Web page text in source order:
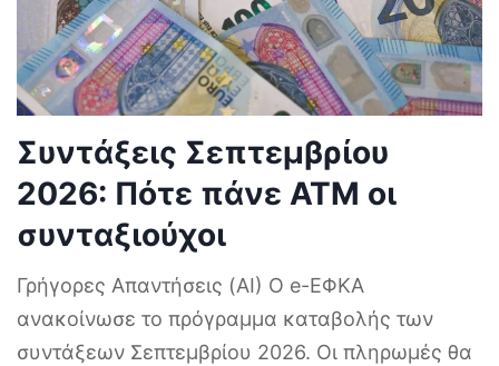
Συντάξεις Σεπτεμβρίου
2026: Πότε πάνε ΑΤΜ οι
συνταξιούχοι
Γρήγορες Απαντήσεις (AI) Ο e-ΕΦΚΑ
ανακοίνωσε το πρόγραμμα καταβολής των
συντάξεων Σεπτεμβρίου 2026. Οι πληρωμές θα